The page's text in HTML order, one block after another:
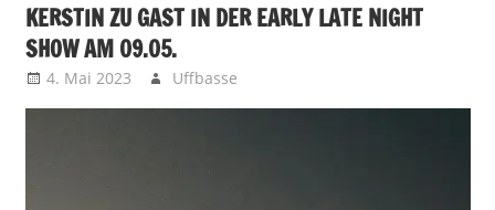
KERSTIN ZU GAST IN DER EARLY LATE NIGHT
SHOW AM 09.05.
4. Mai 2023 Uffbasse